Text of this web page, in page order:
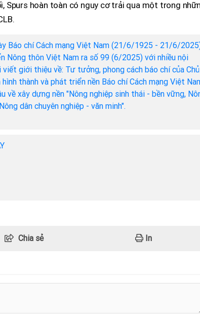
Spurs hoàn toàn có nguy cơ trải qua một trong
Báo chí Cách mạng Việt Nam (21/6/1925 - 21/6/
Nông thôn Việt Nam ra số 99 (6/2025) với nhiều nội
viết giới thiệu về: Tư tưởng, phong cách báo chí của Chủ
thành và phát triển nền Báo chí Cách mạng Việt
về xây dựng nền "Nông nghiệp sinh thái - bền vững,
dân chuyên nghiệp - văn minh".
Chia sẻ In